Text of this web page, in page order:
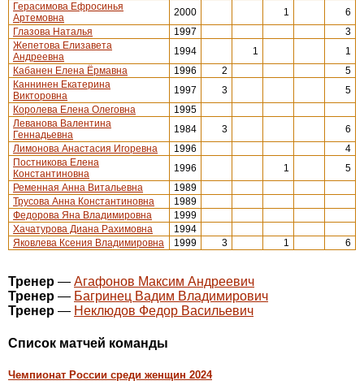
Герасимова Ефросинья
Артемовна
2000 1
6
Глазова Наталья
1997
3
Жепетова Елизавета
Андреевна
1994 1
1
Кабанен Елена Ёрмавна
1996 2
5
Каннинен Екатерина
Викторовна
1997 3
5
Королева Елена Олеговна
1995
Леванова Валентина
Геннадьевна
1984 3
6
Лимонова Анастасия Игоревна
1996
4
Постникова Елена
Константиновна
1996 1
5
Ременная Анна Витальевна
1989
Трусова Анна Константиновна
1989
Федорова Яна Владимировна
1999
Хачатурова Диана Рахимовна
1994
Яковлева Ксения Владимировна
1999 3 1 6
Тренер — Агафонов Максим Андреевич
Тренер — Багринец Вадим Владимирович
Тренер — Неклюдов Федор Васильевич
Cписок матчей команды
Чемпионат России среди женщин 2024